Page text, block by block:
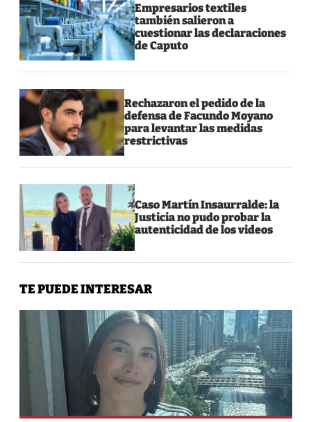
Empresarios textiles
también salieron a
cuestionar las declaraciones
de Caputo
Rechazaron el pedido de la
defensa de Facundo Moyano
para levantar las medidas
restrictivas
Caso Martín Insaurralde: la
Justicia no pudo probar la
autenticidad de los videos
TE PUEDE INTERESAR